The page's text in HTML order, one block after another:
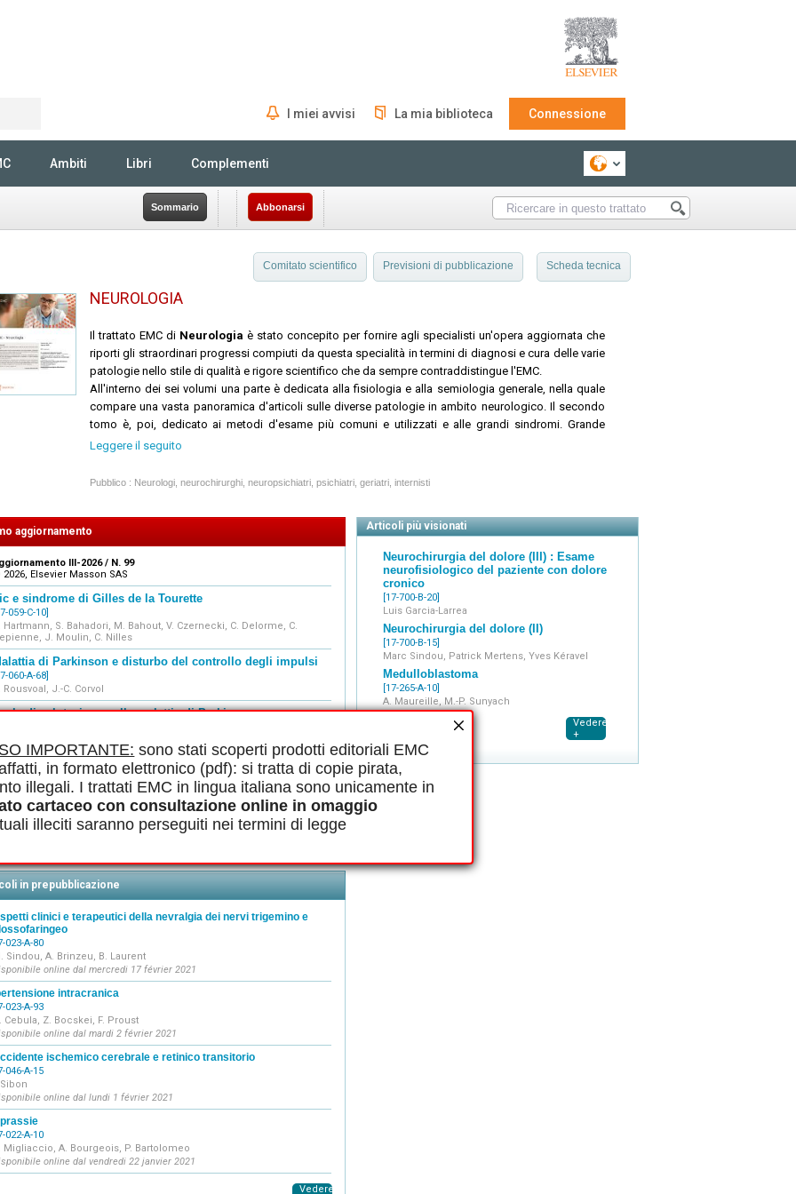
IMPORTANTE: sono stati scoperti prodotti editoriali EMC
in formato elettronico (pdf): si tratta di copie pirata,
illegali. I trattati EMC in lingua italiana sono unicamente in
cartaceo con consultazione online in omaggio
illeciti saranno perseguiti nei termini di legge
I miei avvisi La mia biblioteca Connessione
Ambiti Libri Complementi
Sommario Abbonarsi
Scheda tecnica
Previsioni di pubblicazione
Comitato scientifico
NEUROLOGIA
Il trattato EMC di Neurologia è stato concepito per fornire agli specialisti un'opera aggiornata che
riporti gli straordinari progressi compiuti da questa specialità in termini di diagnosi e cura delle varie
patologie nello stile di qualità e rigore scientifico che da sempre contraddistingue l'EMC.
All'interno dei sei volumi una parte è dedicata alla fisiologia e alla semiologia generale, nella quale
compare una vasta panoramica d'articoli sulle diverse patologie in ambito neurologico. Il secondo
tomo è, poi, dedicato ai metodi d'esame più comuni e utilizzati e alle grandi sindromi. Grande
spazio, infine, è lasciato alla trattazione delle affezioni che sono raccolte in sotto capitoli secondo
Come per gli altri trattati, inoltre, i dati scientifici e le prospettive della ricerca sono regolarmente
individuali sul sito
Complementi elettronici(iconografie supplementari,
video, algoritmi decisionali interattivi, informazioni per il paziente...) corredano e animano gli articoli
on-line e integrano la versione stampata.
Leggere il seguito
Pubblico : Neurologi, neurochirurghi, neuropsichiatri, psichiatri, geriatri, internisti
aggiornamento
III-2026 / N. 99
Elsevier Masson SAS
e sindrome di Gilles de la Tourette
059-C-10]
Hartmann, S. Bahadori, M. Bahout, V. Czernecki, C. Delorme, C.
J. Moulin, C. Nilles
di Parkinson e disturbo del controllo degli impulsi
060-A-68]
Rousvoal, J.-C. Corvol
di valutazione nella malattia di Parkinson
di Guillain-Barré
095-A-10]
M. Grapperon
neurologiche delle infezioni
165-A-10]
in prepubblicazione
clinici e terapeutici della nevralgia dei nervi trigemino e
023-A-80
Sindou, A. Brinzeu, B. Laurent
online dal mercredi 17 février 2021
intracranica
023-A-93
Cebula, Z. Bocskei, F. Proust
online dal mardi 2 février 2021
ischemico cerebrale e retinico transitorio
046-A-15
online dal lundi 1 février 2021
022-A-10
Migliaccio, A. Bourgeois, P. Bartolomeo
online dal vendredi 22 janvier 2021
Vedere
Articoli più visionati
Neurochirurgia del dolore (III) : Esame
neurofisiologico del paziente con dolore
cronico
[17-700-B-20]
Luis Garcia-Larrea
Neurochirurgia del dolore (II)
[17-700-B-15]
Marc Sindou, Patrick Mertens, Yves Kéravel
Medulloblastoma
[17-265-A-10]
A. Maureille, M.-P. Sunyach
Vedere
+